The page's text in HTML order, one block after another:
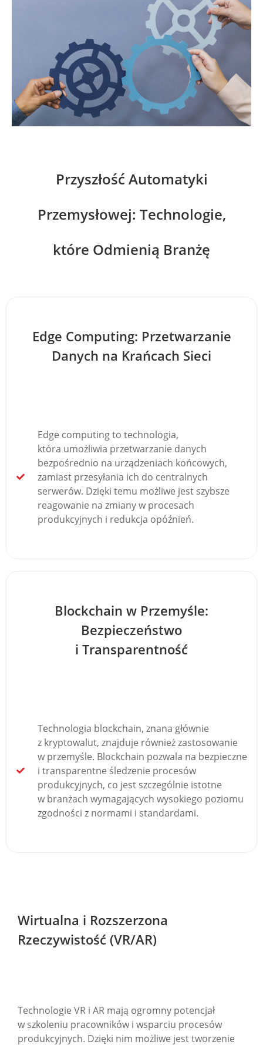
Przyszłość Automatyki
Przemysłowej: Technologie,
które Odmienią Branżę
Edge Computing: Przetwarzanie
Danych na Krańcach Sieci
Edge computing to technologia,
która umożliwia przetwarzanie danych
bezpośrednio na urządzeniach końcowych,
zamiast przesyłania ich do centralnych
serwerów. Dzięki temu możliwe jest szybsze
reagowanie na zmiany w procesach
produkcyjnych i redukcja opóźnień.
Blockchain w Przemyśle:
Bezpieczeństwo
i Transparentność
Technologia blockchain, znana głównie
z kryptowalut, znajduje również zastosowanie
w przemyśle. Blockchain pozwala na bezpieczne
i transparentne śledzenie procesów
produkcyjnych, co jest szczególnie istotne
w branżach wymagających wysokiego poziomu
zgodności z normami i standardami.
Wirtualna i Rozszerzona
Rzeczywistość (VR/AR)
Technologie VR i AR mają ogromny potencjał
w szkoleniu pracowników i wsparciu procesów
produkcyjnych. Dzięki nim możliwe jest tworzenie